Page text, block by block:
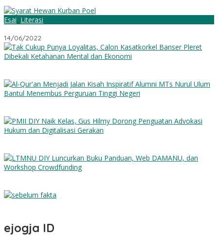
Esai, Literasi
14/06/2022
ejogja ID